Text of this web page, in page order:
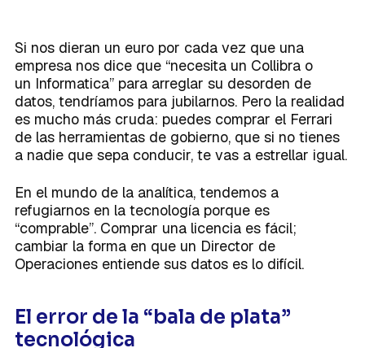
Centralización de datos
La forma exitosa de disponer de una
visión única en la empresa.
Activación del dato
para poder competir en un mundo
cada vez más digital.
lugar.
Si nos dieran un euro por cada vez que una
empresa nos dice que “necesita un Collibra o
un Informatica” para arreglar su desorden de
datos, tendríamos para jubilarnos. Pero la realidad
es mucho más cruda: puedes comprar el Ferrari
de las herramientas de gobierno, que si no tienes
a nadie que sepa conducir, te vas a estrellar igual.
En el mundo de la analítica, tendemos a
refugiarnos en la tecnología porque es
“comprable”. Comprar una licencia es fácil;
cambiar la forma en que un Director de
Operaciones entiende sus datos es lo difícil.
El error de la “bala de plata”
tecnológica